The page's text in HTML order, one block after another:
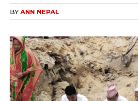
BYANN NEPAL